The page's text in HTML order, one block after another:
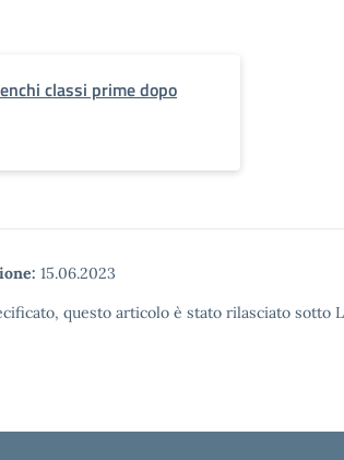
classi prime dopo
15.06.2023
questo articolo è stato rilasciato sotto